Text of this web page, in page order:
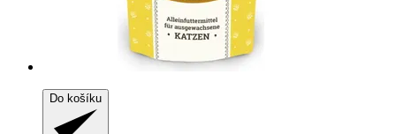
Do košíku